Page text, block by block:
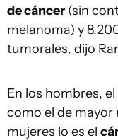
de cáncer (sin
melanoma) y
tumorales, dijo
En los hombres, el
como el de mayor
mujeres lo es el